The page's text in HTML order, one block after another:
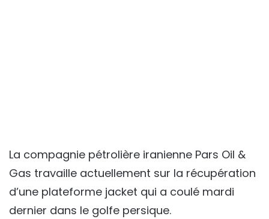
La compagnie pétrolière iranienne Pars Oil &
Gas travaille actuellement sur la récupération
d’une plateforme jacket qui a coulé mardi
dernier dans le golfe persique.